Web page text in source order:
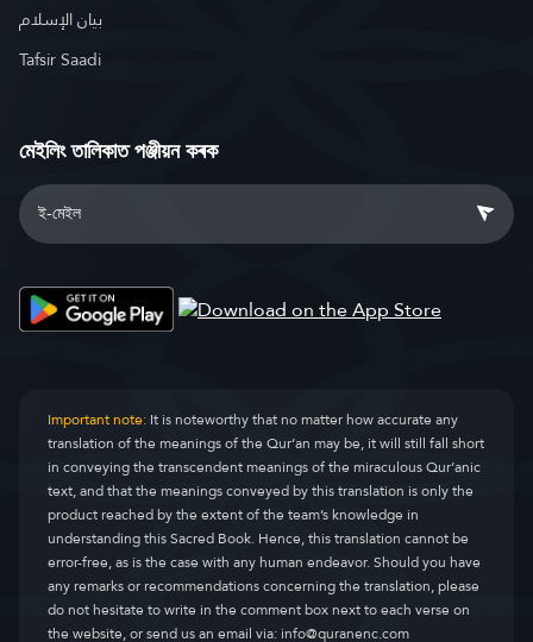
بيان الإسلام
Tafsir Saadi
মেইলিং তালিকাত পঞ্জীয়ন কৰক
Important note:It is noteworthy that no matter how accurate any
translation of the meanings of the Qur’an may be, it will still fall short
in conveying the transcendent meanings of the miraculous Qur’anic
text, and that the meanings conveyed by this translation is only the
product reached by the extent of the team’s knowledge in
understanding this Sacred Book. Hence, this translation cannot be
error-free, as is the case with any human endeavor. Should you have
any remarks or recommendations concerning the translation, please
do not hesitate to write in the comment box next to each verse on
the website, or send us an email via:info@quranenc.com